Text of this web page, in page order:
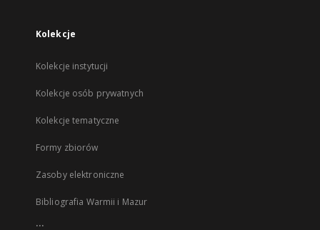
Kolekcje
Kolekcje instytucji
Kolekcje osób prywatnych
Kolekcje tematyczne
Formy zbiorów
Zasoby elektroniczne
Bibliografia Warmii i Mazur
...